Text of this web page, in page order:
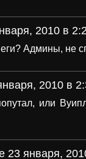
2010 в
Админы, не
2010 в
или
23 января,